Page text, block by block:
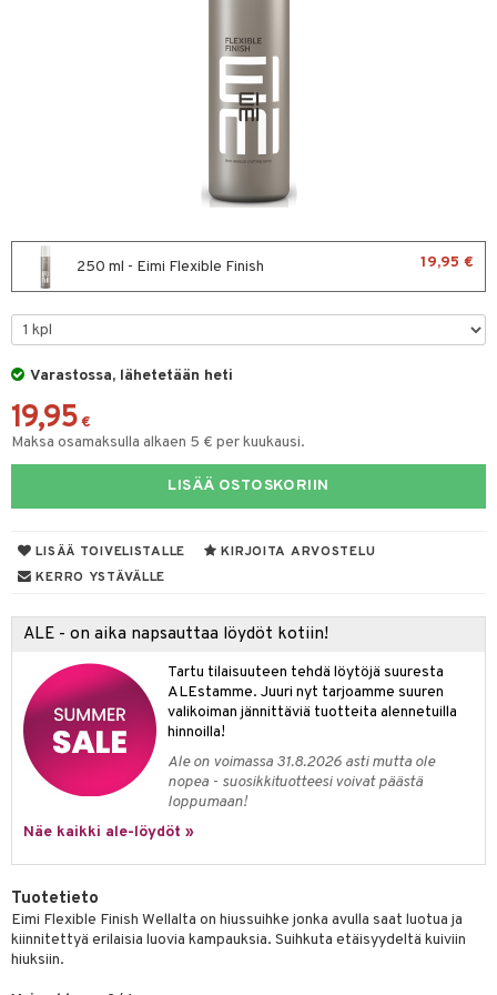
250 ml - Eimi Flexible Finish 19,95 €
Varastossa, lähetetään heti
19,95 €
Maksa osamaksulla alkaen 5 € per kuukausi.
LISÄÄ OSTOSKORIIN
LISÄÄ TOIVELISTALLE
KIRJOITA ARVOSTELU
KERRO YSTÄVÄLLE
ALE - on aika napsauttaa löydöt kotiin!
Tartu tilaisuuteen tehdä löytöjä suuresta
ALEstamme. Juuri nyt tarjoamme suuren
valikoiman jännittäviä tuotteita alennetuilla
hinnoilla!
Ale on voimassa 31.8.2026 asti mutta ole
nopea - suosikkituotteesi voivat päästä
loppumaan!
Näe kaikki ale-löydöt »
Tuotetieto
Eimi Flexible Finish Wellalta on hiussuihke jonka avulla saat luotua ja
kiinnitettyä erilaisia luovia kampauksia. Suihkuta etäisyydeltä kuiviin
hiuksiin.
& Antifrizz
tuotteet
& Geeli
tuotteet
poisto
hoito
iho
iho
iho
Set
& Highlighter
hoito
tarvikkeet
/ Kajaali
de cologne
de parfum
de toilette
&
Lapset
Set
shave balm
shave lotion